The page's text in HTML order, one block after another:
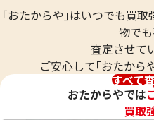
｢おたからや｣はいつでも買
物でも
査定させて
ご安心して｢おたから
すべて
おたからやでは
買取